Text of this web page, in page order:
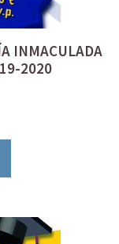
INMACULADA
2020